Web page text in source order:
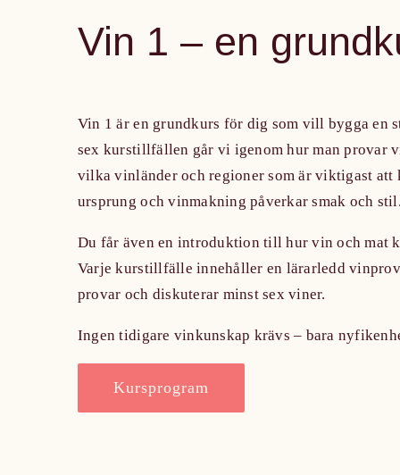
Vin 1 – en
Vin 1 är en grundkurs för dig som vill bygga en
sex kurstillfällen går vi igenom hur man provar
vilka vinländer och regioner som är viktigast att
ursprung och vinmakning påverkar smak och stil.
Du får även en introduktion till hur vin och mat
Varje kurstillfälle innehåller en lärarledd
provar och diskuterar minst sex viner.
Ingen tidigare vinkunskap krävs – bara
Kursprogram